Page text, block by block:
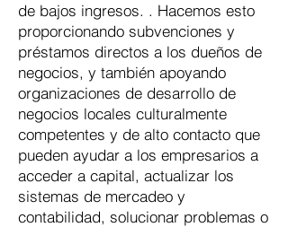
de bajos ingresos. . Hacemos esto
proporcionando subvenciones y
préstamos directos a los dueños de
negocios, y también apoyando
organizaciones de desarrollo de
negocios locales culturalmente
competentes y de alto contacto que
pueden ayudar a los empresarios a
acceder a capital, actualizar los
sistemas de mercadeo y
contabilidad, solucionar problemas o